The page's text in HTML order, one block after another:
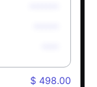
$ 498.00